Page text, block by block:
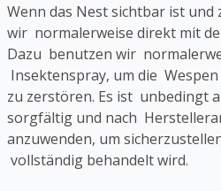
Wenn das Nest sichtbar ist
wir normalerweise direkt mit
Dazu benutzen wir
Insektenspray, um die
zu zerstören. Es ist unbedingt
sorgfältig und nach
anzuwenden, um
vollständig behandelt wird.